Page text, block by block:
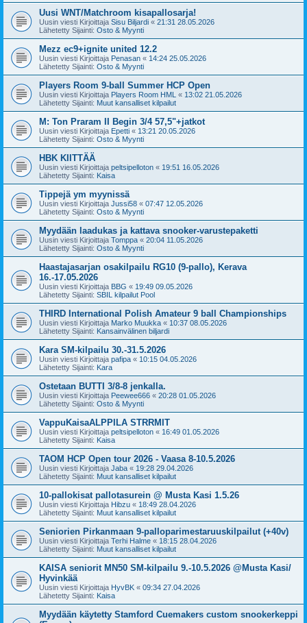
Uusi WNT/Matchroom kisapallosarja!
Uusin viesti Kirjoittaja Sisu Biljardi « 21:31 28.05.2026
Lähetetty Sijainti: Osto & Myynti
Mezz ec9+ignite united 12.2
Uusin viesti Kirjoittaja Penasan « 14:24 25.05.2026
Lähetetty Sijainti: Osto & Myynti
Players Room 9-ball Summer HCP Open
Uusin viesti Kirjoittaja Players Room HML « 13:02 21.05.2026
Lähetetty Sijainti: Muut kansalliset kilpailut
M: Ton Praram II Begin 3/4 57,5"+jatkot
Uusin viesti Kirjoittaja Epetti « 13:21 20.05.2026
Lähetetty Sijainti: Osto & Myynti
HBK KIITTÄÄ
Uusin viesti Kirjoittaja peltsipelloton « 19:51 16.05.2026
Lähetetty Sijainti: Kaisa
Tippejä ym myynissä
Uusin viesti Kirjoittaja Jussi58 « 07:47 12.05.2026
Lähetetty Sijainti: Osto & Myynti
Myydään laadukas ja kattava snooker-varustepaketti
Uusin viesti Kirjoittaja Tomppa « 20:04 11.05.2026
Lähetetty Sijainti: Osto & Myynti
Haastajasarjan osakilpailu RG10 (9-pallo), Kerava
16.-17.05.2026
Uusin viesti Kirjoittaja BBG « 19:49 09.05.2026
Lähetetty Sijainti: SBIL kilpailut Pool
THIRD International Polish Amateur 9 ball Championships
Uusin viesti Kirjoittaja Marko Muukka « 10:37 08.05.2026
Lähetetty Sijainti: Kansainvälinen biljardi
Kara SM-kilpailu 30.-31.5.2026
Uusin viesti Kirjoittaja pafipa « 10:15 04.05.2026
Lähetetty Sijainti: Kara
Ostetaan BUTTI 3/8-8 jenkalla.
Uusin viesti Kirjoittaja Peewee666 « 20:28 01.05.2026
Lähetetty Sijainti: Osto & Myynti
VappuKaisaALPPILA STRRMIT
Uusin viesti Kirjoittaja peltsipelloton « 16:49 01.05.2026
Lähetetty Sijainti: Kaisa
TAOM HCP Open tour 2026 - Vaasa 8-10.5.2026
Uusin viesti Kirjoittaja Jaba « 19:28 29.04.2026
Lähetetty Sijainti: Muut kansalliset kilpailut
10-pallokisat pallotasurein @ Musta Kasi 1.5.26
Uusin viesti Kirjoittaja Hibzu « 18:49 28.04.2026
Lähetetty Sijainti: Muut kansalliset kilpailut
Seniorien Pirkanmaan 9-palloparimestaruuskilpailut (+40v)
Uusin viesti Kirjoittaja Terhi Halme « 18:15 28.04.2026
Lähetetty Sijainti: Muut kansalliset kilpailut
KAISA seniorit MN50 SM-kilpailu 9.-10.5.2026 @Musta Kasi/
Hyvinkää
Uusin viesti Kirjoittaja HyvBK « 09:34 27.04.2026
Lähetetty Sijainti: Kaisa
Myydään käytetty Stamford Cuemakers custom snookerkeppi